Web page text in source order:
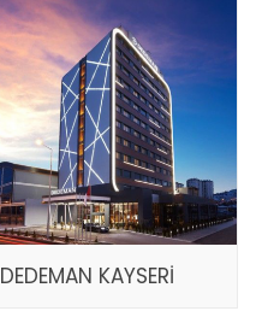
DEDEMAN KAYSERİ